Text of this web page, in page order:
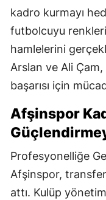
kadro kurmayı
futbolcuyu
hamlelerini
Arslan ve Ali
başarısı için
Afşinspor
Profesyonelliğe
Afşinspor, transfer
attı. Kulüp